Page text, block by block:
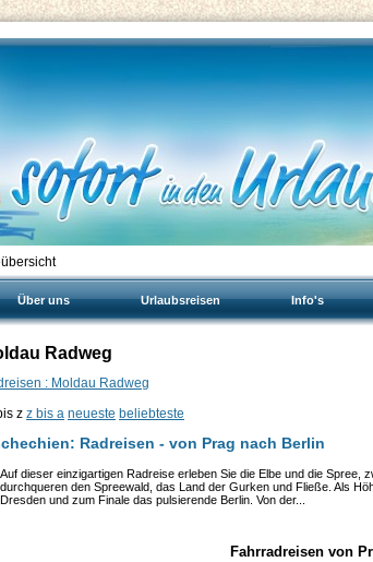
Über uns Urlaubsreisen Info's
Radweg
: Moldau Radweg
z z bis a neueste beliebteste
Radreisen - von Prag nach Berlin
Auf dieser einzigartigen Radreise erleben Sie die Elbe und die Spree,
durchqueren den Spreewald, das Land der Gurken und Fließe. Als
Dresden und zum Finale das pulsierende Berlin. Von der...
Fahrradreisen von